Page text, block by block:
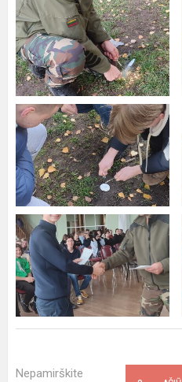
Nepamirškite